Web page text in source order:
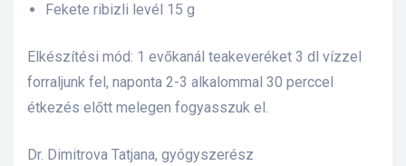
Fekete ribizli levél 15 g
Elkészítési mód: 1 evőkanál teakeveréket 3 dl vízzel
forraljunk fel, naponta 2-3 alkalommal 30 perccel
étkezés előtt melegen fogyasszuk el.
Dr. Dimitrova Tatjana, gyógyszerész